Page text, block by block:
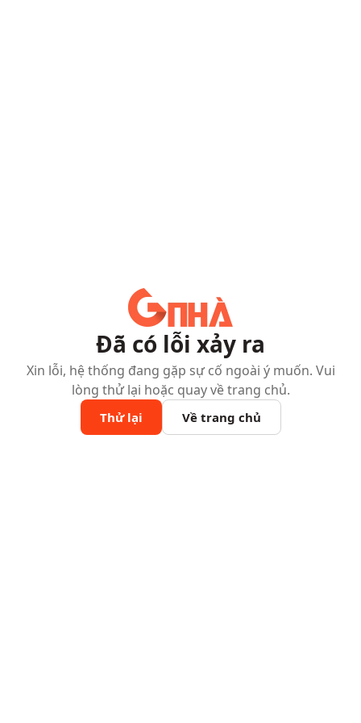
Đã có lỗi xảy ra
Xin lỗi, hệ thống đang gặp sự cố ngoài ý muốn. Vui
lòng thử lại hoặc quay về trang chủ.
Thử lại Về trang chủ